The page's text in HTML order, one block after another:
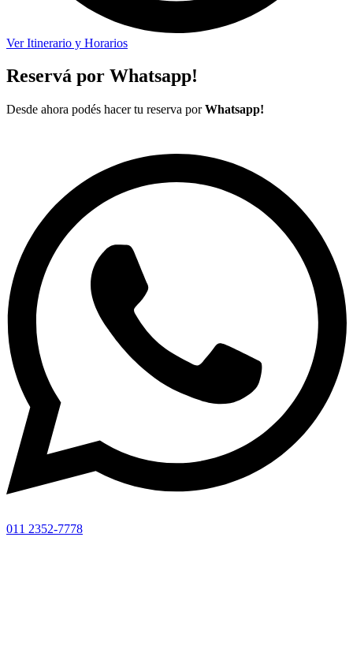
Ver Itinerario y Horarios
Reservá por Whatsapp!
Desde ahora podés hacer tu reserva porWhatsapp!
011 2352-7778